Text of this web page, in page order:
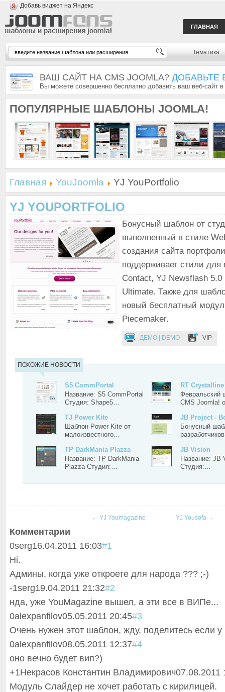
Добавь виджет на Яндекс
ГЛАВНАЯ
Тематика:
ВАШ САЙТ НА CMS JOOMLA? ДОБАВЬТЕ
Вы можете совершенно бесплатно добавить ваш веб-сайт
ПОПУЛЯРНЫЕ ШАБЛОНЫ JOOMLA!
Главная YouJoomla YJ YouPortfolio
YJ YOUPORTFOLIO
Бонусный шаблон от
выполненный в стиле
создания сайта
поддерживает стили
Contact, YJ Newsflash
Ultimate. Также для
новый бесплатный
Piecemaker.
ДЕМО | DEMO VIP
ПОХОЖИЕ НОВОСТИ
S5 CommPortal
Название: S5 CommPortal
Студия: Shape5…
RT Crystalline
Февральский
CMS Joomla!
TJ Power Kite
Шаблон Power Kite от
малоизвестного…
JB Project -
Бонусный
TP DarkMania Plazza
Название: TP DarkMania
Plazza Студия:…
JB Vision
Название: JB
Студия:…
← YJ Youmagazine YJ Yousofa →
Комментарии
0serg16.04.2011 16:03#1
Hi.
Админы, когда уже откроете для народа ??? ;-)
-1serg19.04.2011 21:32#2
нда, уже YouMagazine вышел, а эти все в ВИПе...
0alexpanfilov05.05.2011 20:45#3
Очень нужен этот шаблон, жду, поделитесь если у
0alexpanfilov08.05.2011 12:37#4
оно вечно будет вип?)
+1Некрасов Константин Владимирович07.08.2011
Модуль Слайдер не хочет работать с кирилицей.